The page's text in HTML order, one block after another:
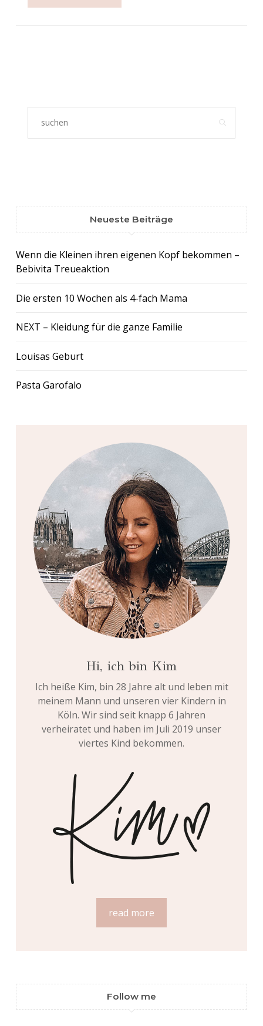
Neueste Beiträge
Wenn die Kleinen ihren eigenen Kopf bekommen –
Bebivita Treueaktion
Die ersten 10 Wochen als 4-fach Mama
NEXT – Kleidung für die ganze Familie
Louisas Geburt
Pasta Garofalo
Hi, ich bin Kim
Ich heiße Kim, bin 28 Jahre alt und leben mit
meinem Mann und unseren vier Kindern in
Köln. Wir sind seit knapp 6 Jahren
verheiratet und haben im Juli 2019 unser
viertes Kind bekommen.
read more
Follow me